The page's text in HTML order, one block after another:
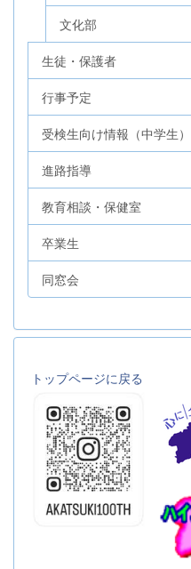
文化部
生徒・保護者
行事予定
受検生向け情報（中学生）
進路指導
教育相談・保健室
卒業生
同窓会
トップページに戻る